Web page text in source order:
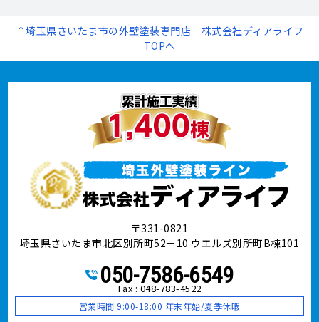
↑埼玉県さいたま市の外壁塗装専門店 株式会社ディアライフ
TOPへ
〒331-0821
埼玉県さいたま市北区別所町52－10 ウエルズ別所町B棟101
050-7586-6549
Fax : 048-783-4522
営業時間 9:00-18:00 年末年始/夏季休暇